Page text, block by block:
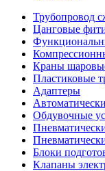
Трубопровод
Цанговые
Краны
Пластиковые
Адаптеры
Обдувочные
Блоки
Клапаны